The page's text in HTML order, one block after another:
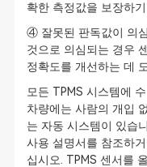
확한 측정값을 보장하
④ 잘못된 판독값이 의
것으로 의심되는 경우
정확도를 개선하는 데
모든 TPMS 시스템에
차량에는 사람의 개입
는 자동 시스템이 있습
사용 설명서를 참조하
십시오. TPMS 센서를